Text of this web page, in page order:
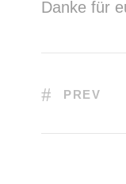
Danke für
PREV